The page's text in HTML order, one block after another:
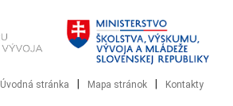
Úvodná stránka Mapa stránok Kontakty